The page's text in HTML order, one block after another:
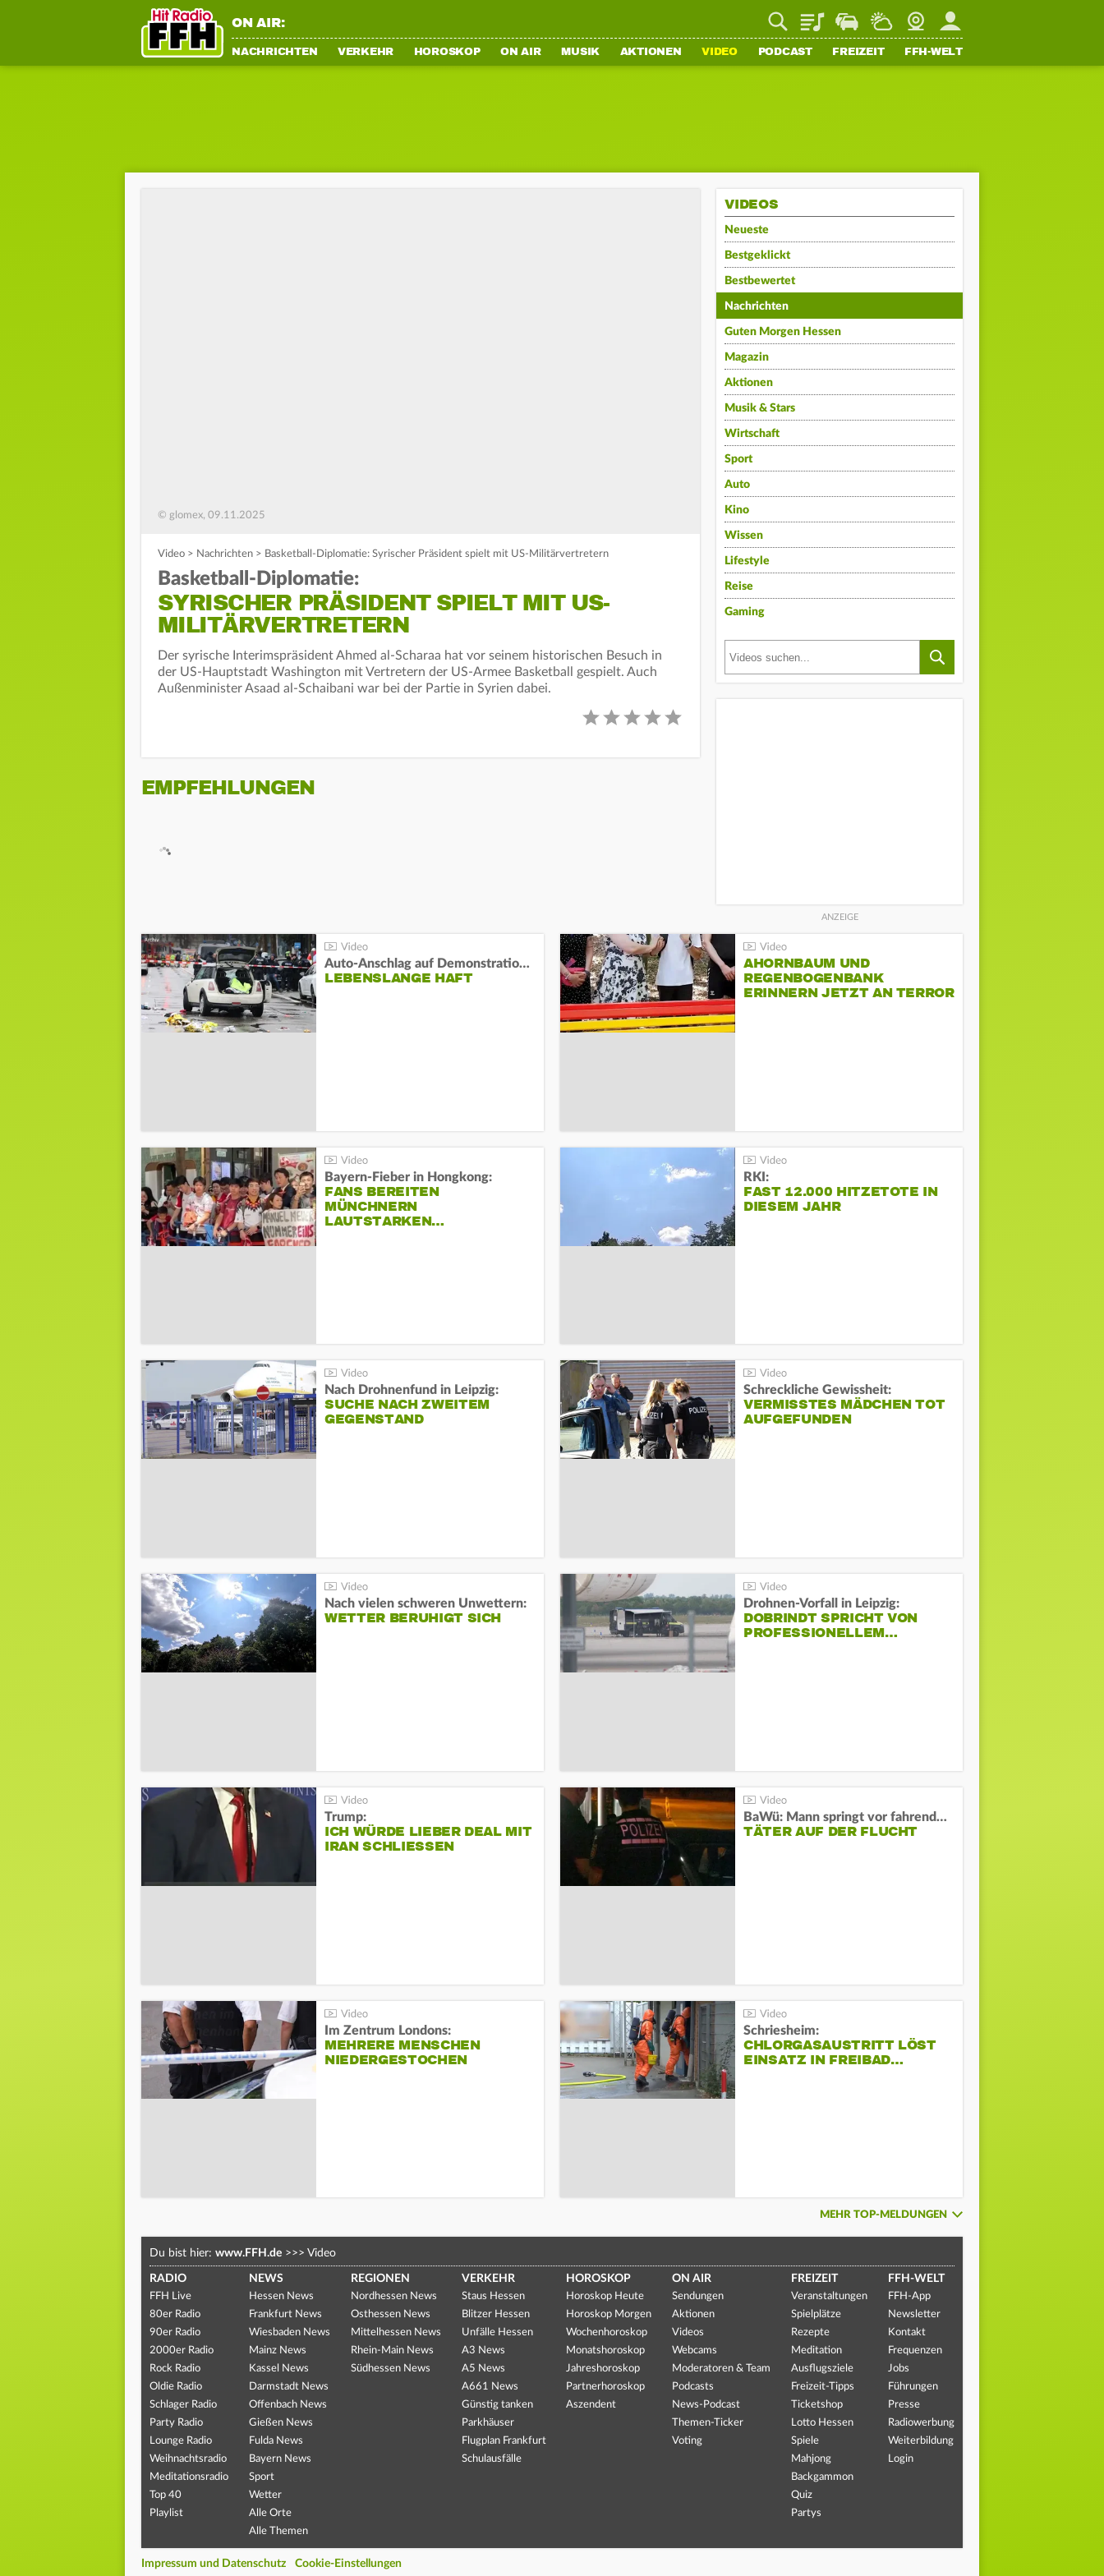
ON AIR: PlaylistStaupilotWetterWebcamMein FFH
NACHRICHTEN VERKEHR HOROSKOP ON AIR MUSIK AKTIONEN VIDEO PODCAST FREIZEIT FFH-WELT
© glomex, 09.11.2025
Video > Nachrichten > Basketball-Diplomatie: Syrischer Präsident spielt mit US-Militärvertretern
Basketball-Diplomatie:
SYRISCHER PRÄSIDENT SPIELT MIT US-
MILITÄRVERTRETERN
Der syrische Interimspräsident Ahmed al-Scharaa hat vor seinem historischen Besuch in
der US-Hauptstadt Washington mit Vertretern der US-Armee Basketball gespielt. Auch
Außenminister Asaad al-Schaibani war bei der Partie in Syrien dabei.
EMPFEHLUNGEN
VIDEOS
Neueste
Bestgeklickt
Bestbewertet
Nachrichten
Guten Morgen Hessen
Magazin
Aktionen
Musik & Stars
Wirtschaft
Sport
Auto
Kino
Wissen
Lifestyle
Reise
Gaming
Auto-Anschlag auf Demonstration in München:
LEBENSLANGE HAFT
AHORNBAUM UND
REGENBOGENBANK
ERINNERN JETZT AN TERROR
Bayern-Fieber in Hongkong:
FANS BEREITEN
MÜNCHNERN
LAUTSTARKEN…
RKI:
FAST 12.000 HITZETOTE IN
DIESEM JAHR
Nach Drohnenfund in Leipzig:
SUCHE NACH ZWEITEM
GEGENSTAND
Schreckliche Gewissheit:
VERMISSTES MÄDCHEN TOT
AUFGEFUNDEN
Nach vielen schweren Unwettern:
WETTER BERUHIGT SICH
Drohnen-Vorfall in Leipzig:
DOBRINDT SPRICHT VON
PROFESSIONELLEM…
Trump:
ICH WÜRDE LIEBER DEAL MIT
IRAN SCHLIESSEN
BaWü: Mann springt vor fahrendes Auto und schießt
TÄTER AUF DER FLUCHT
Im Zentrum Londons:
MEHRERE MENSCHEN
NIEDERGESTOCHEN
Schriesheim:
CHLORGASAUSTRITT LÖST
EINSATZ IN FREIBAD…
MEHR TOP-MELDUNGEN
Du bist hier: www.FFH.de >>> Video
RADIO
FFH Live
80er Radio
90er Radio
2000er Radio
Rock Radio
Oldie Radio
Schlager Radio
Party Radio
Lounge Radio
Weihnachtsradio
Meditationsradio
Top 40
Playlist
NEWS
Hessen News
Frankfurt News
Wiesbaden News
Mainz News
Kassel News
Darmstadt News
Offenbach News
Gießen News
Fulda News
Bayern News
Sport
Wetter
Alle Orte
Alle Themen
REGIONEN
Nordhessen News
Osthessen News
Mittelhessen News
Rhein-Main News
Südhessen News
VERKEHR
Staus Hessen
Blitzer Hessen
Unfälle Hessen
A3 News
A5 News
A661 News
Günstig tanken
Parkhäuser
Flugplan Frankfurt
Schulausfälle
HOROSKOP
Horoskop Heute
Horoskop Morgen
Wochenhoroskop
Monatshoroskop
Jahreshoroskop
Partnerhoroskop
Aszendent
ON AIR
Sendungen
Aktionen
Videos
Webcams
Moderatoren & Team
Podcasts
News-Podcast
Themen-Ticker
Voting
FREIZEIT
Veranstaltungen
Spielplätze
Rezepte
Meditation
Ausflugsziele
Freizeit-Tipps
Ticketshop
Lotto Hessen
Spiele
Mahjong
Backgammon
Quiz
Partys
FFH-WELT
FFH-App
Newsletter
Kontakt
Frequenzen
Jobs
Führungen
Presse
Radiowerbung
Weiterbildung
Login
Impressum und Datenschutz Cookie-Einstellungen